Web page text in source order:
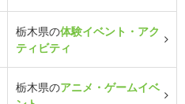
栃木県の体験イベント・アク
ティビティ
栃木県のアニメ・ゲームイベ